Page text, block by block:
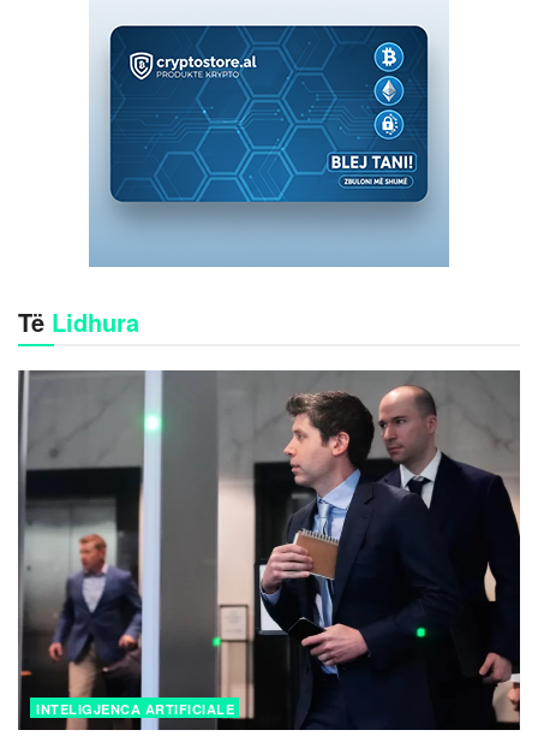
Të Lidhura
INTELIGJENCA ARTIFICIALE